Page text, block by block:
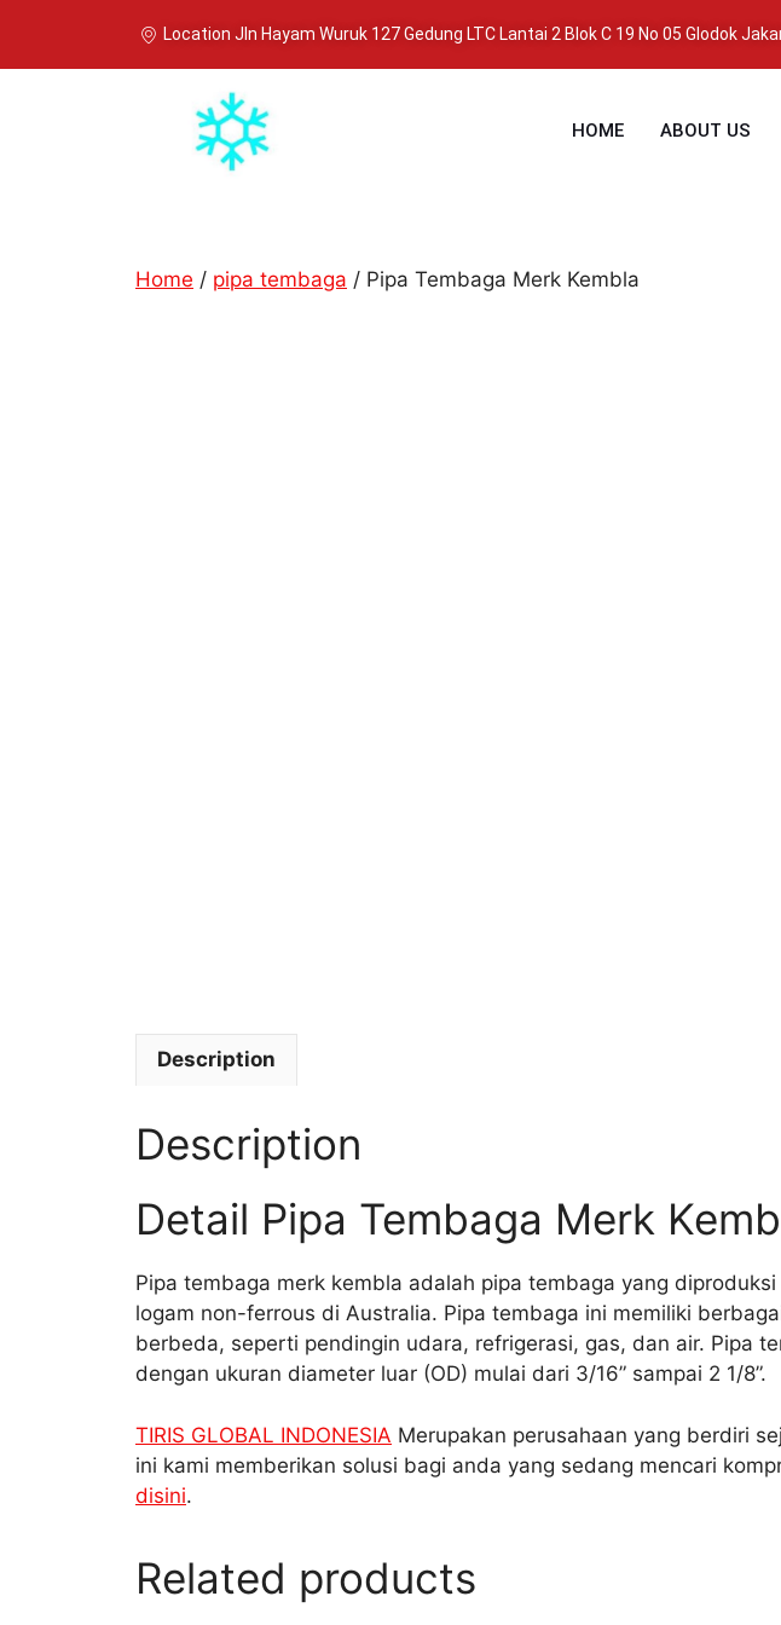
Location Jln Hayam Wuruk 127 Gedung LTC Lantai 2 Blok C 19 No 05 Glodok
HOME ABOUT US
Home / pipa tembaga / Pipa Tembaga Merk Kembla
Description
Description
Detail Pipa Tembaga Merk
Pipa tembaga merk kembla adalah pipa tembaga yang
logam non-ferrous di Australia. Pipa tembaga ini memiliki
berbeda, seperti pendingin udara, refrigerasi, gas, dan air. Pipa
dengan ukuran diameter luar (OD) mulai dari 3/16” sampai 2 1/8”.
TIRIS GLOBAL INDONESIA Merupakan perusahaan yang berdiri
ini kami memberikan solusi bagi anda yang sedang mencari
disini.
Related products